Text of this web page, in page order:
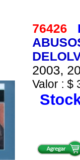
76426
2003,
Valor : $